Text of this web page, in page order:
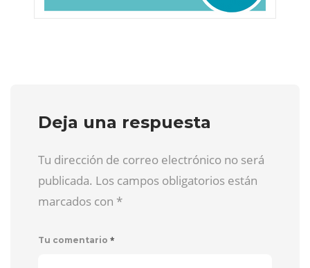
Deja una respuesta
Tu dirección de correo electrónico no será
publicada. Los campos obligatorios están
marcados con *
Tu comentario *